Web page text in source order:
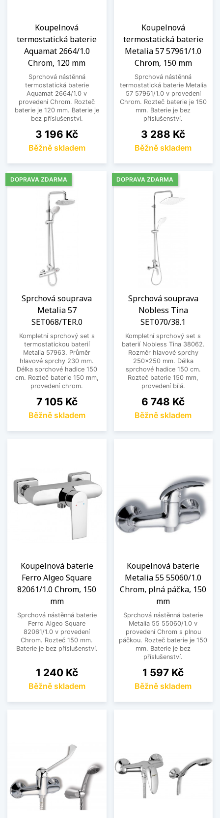
Koupelnová
termostatická baterie
Aquamat 2664/1.0
Chrom, 120 mm
Sprchová nástěnná
termostatická baterie
Aquamat 2664/1.0 v
provedení Chrom. Rozteč
baterie je 120 mm. Baterie je
bez příslušenství.
Cena
3 196 Kč
Běžně skladem
Koupelnová
termostatická baterie
Metalia 57 57961/1.0
Chrom, 150 mm
Sprchová nástěnná
termostatická baterie Metalia
57 57961/1.0 v provedení
Chrom. Rozteč baterie je 150
mm. Baterie je bez
příslušenství.
Cena
3 288 Kč
Běžně skladem
Sprchová souprava
Metalia 57
SET068/TER.0
Kompletní sprchový set s
termostatickou baterií
Metalia 57963. Průměr
hlavové sprchy 230 mm.
Délka sprchové hadice 150
cm. Rozteč baterie 150 mm,
provedení chrom.
Cena
7 105 Kč
Běžně skladem
DOPRAVA ZDARMA
Sprchová souprava
Nobless Tina
SET070/38.1
Kompletní sprchový set s
baterií Nobless Tina 38062.
Rozměr hlavové sprchy
250x250 mm. Délka
sprchové hadice 150 cm.
Rozteč baterie 150 mm,
provedení bílá.
Cena
6 748 Kč
Běžně skladem
DOPRAVA ZDARMA
Koupelnová baterie
Ferro Algeo Square
82061/1.0 Chrom, 150
mm
Sprchová nástěnná baterie
Ferro Algeo Square
82061/1.0 v provedení
Chrom. Rozteč 150 mm.
Baterie je bez příslušenství.
Cena
1 240 Kč
Běžně skladem
Koupelnová baterie
Metalia 55 55060/1.0
Chrom, plná páčka, 150
mm
Sprchová nástěnná baterie
Metalia 55 55060/1.0 v
provedení Chrom s plnou
páčkou. Rozteč baterie je 150
mm. Baterie je bez
příslušenství.
Cena
1 597 Kč
Běžně skladem